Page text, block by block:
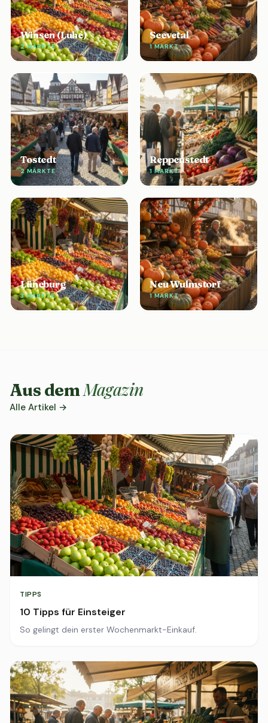
Winsen (Luhe)
2 MÄRKTE
Seevetal
1 MARKT
Tostedt
2 MÄRKTE
Reppenstedt
1 MARKT
Lüneburg
3 MÄRKTE
Neu Wulmstorf
1 MARKT
Aus demMagazin
Alle Artikel →
TIPPS
10 Tipps für Einsteiger
So gelingt dein erster Wochenmarkt-Einkauf.